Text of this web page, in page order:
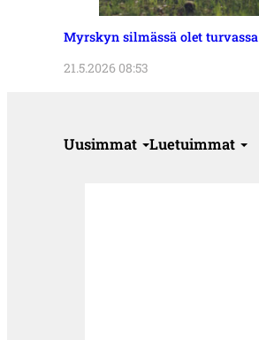
Myrskyn silmässä olet turvassa
21.5.2026 08:53
Uusimmat Luetuimmat